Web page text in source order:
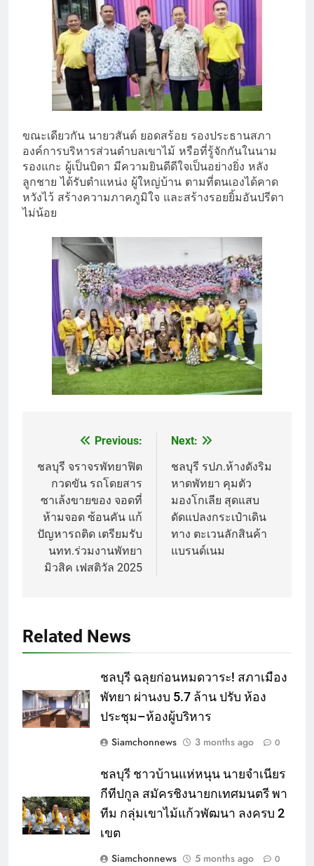
ขณะเดียวกัน นายวสันต์ ยอดสร้อย รองประธานสภา
องค์การบริหารส่วนตำบลเขาไม้ หรือที่รู้จักกันในนาม
รองแกะ ผู้เป็นบิดา มีความยินดีดีใจเป็นอย่างยิ่ง หลัง
ลูกชาย ได้รับตำแหน่ง ผู้ใหญ่บ้าน ตามที่ตนเองได้คาด
หวังไว้ สร้างความภาคภูมิใจ และสร้างรอยยิ้มอันปรีดา
ไม่น้อย
navigation
Previous:
ชลบุรี จราจรพัทยาฟิต
กวดขัน รถโดยสาร
ซาเล้งขายของ จอดที่
ห้ามจอด ซ้อนคัน แก้
ปัญหารถติด เตรียมรับ
นทท.ร่วมงานพัทยา
มิวสิค เฟสติวัล 2025
Next:
ชลบุรี รปภ.ห้างดังริม
หาดพัทยา คุมตัว
มองโกเลีย สุดแสบ
ดัดแปลงกระเป๋าเดิน
ทาง ตะเวนลักสินค้า
แบรนด์เนม
Related News
ชลบุรี ฉลุยก่อนหมดวาระ! สภาเมือง
พัทยา ผ่านงบ 5.7 ล้าน ปรับ ห้อง
ประชุม–ห้องผู้บริหาร
Siamchonnews
3 months ago 0
ชลบุรี ชาวบ้านแห่หนุน นายจำเนียร
กีทีปกูล สมัครชิงนายกเทศมนตรี พา
ทีม กลุ่มเขาไม้แก้วพัฒนา ลงครบ 2
เขต
Siamchonnews
5 months ago 0